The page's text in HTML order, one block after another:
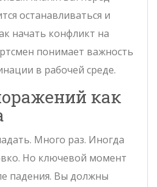
останавливаться и
начать конфликт на
понимает важность
в рабочей среде.
как
Много раз. Иногда
Но ключевой момент
падения. Вы должны